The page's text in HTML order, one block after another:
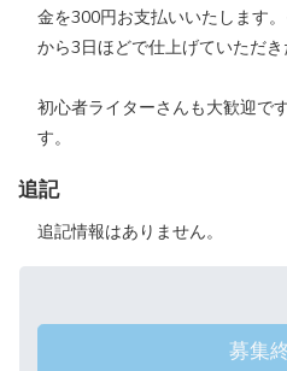
金を300円お支払いいたします
から3日ほどで仕上げていただき
初心者ライターさんも大歓迎で
す。
追記
追記情報はありません。
募集